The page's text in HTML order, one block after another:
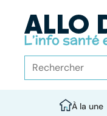
À la une